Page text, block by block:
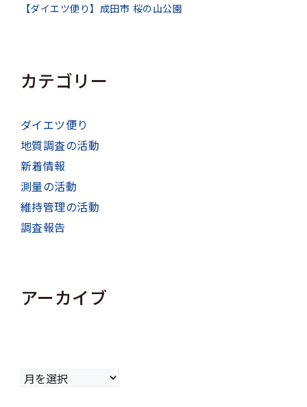
【ダイエツ便り】成田市 桜の山公園
カテゴリー
ダイエツ便り
地質調査の活動
新着情報
測量の活動
維持管理の活動
調査報告
アーカイブ
ア
ー